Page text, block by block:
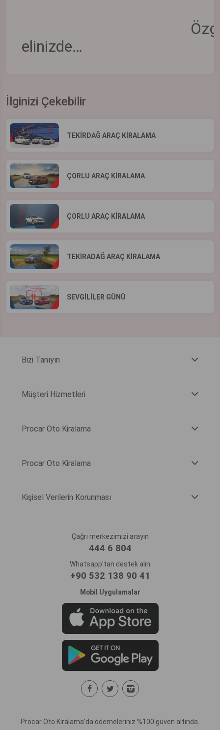
elinizde…
İlginizi Çekebilir
TEKİRDAĞ ARAÇ KİRALAMA
ÇORLU ARAÇ KİRALAMA
ÇORLU ARAÇ KİRALAMA
TEKİRADAĞ ARAÇ KİRALAMA
SEVGİLİLER GÜNÜ
Bizi Tanıyın
Müşteri Hizmetleri
Procar Oto Kiralama
Procar Oto Kiralama
Kişisel Verilerin Korunması
Çağrı merkezimizi arayın
444 6 804
Whatsapp'tan destek alın
+90 532 138 90 41
Mobil Uygulamalar
Procar Oto Kiralama’da ödemeleriniz %100 güven altında.